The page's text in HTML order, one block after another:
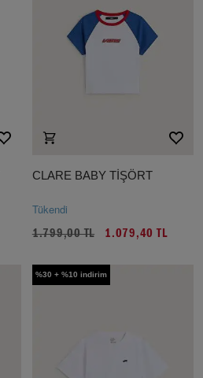
CLARE BABY TİŞÖRT
Tükendi
1.799,00 TL 1.079,40 TL
%30 + %10 indirim